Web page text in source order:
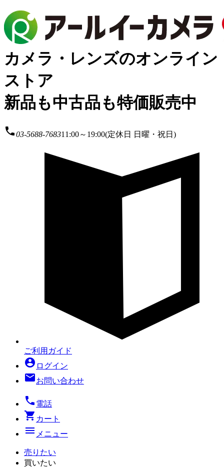
カメラ・レンズのオンライン
ストア
新品も中古品も特価販売中
local_phone03-5688-768311:00～19:00(定休日 日曜・祝日)
ご利用ガイド
account_circle ログイン
mailお問い合わせ
local_phone 電話
shopping_cart カート
menu メニュー
売りたい
買いたい